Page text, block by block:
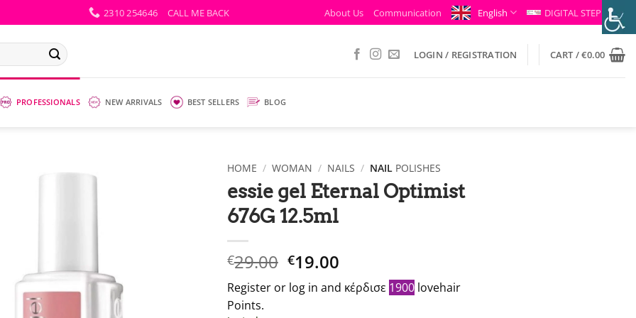
2310 254646 CALL ME BACK About Us Communication English DIGITAL STEP
LOGIN / REGISTRATION CART /€0.00
PROFESSIONALS NEW ARRIVALS BEST SELLERS BLOG
HOME / WOMAN / NAILS / NAIL POLISHES
essie gel Eternal Optimist
676G 12.5ml
€29.00 Original
price
what:
€19.00
τρέχουσα
τιμή
Register or log in and κέρδισε 1900lovehair
Points.